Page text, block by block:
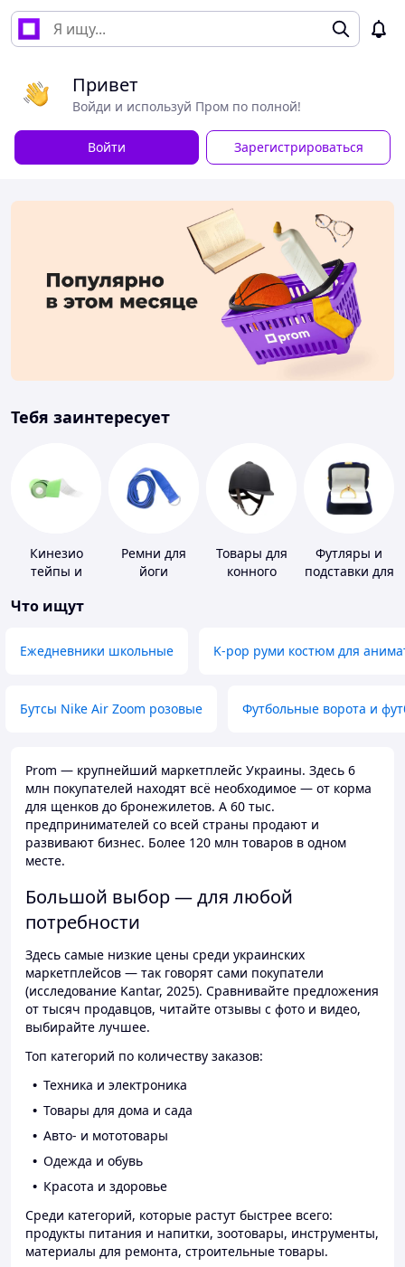
Привет
Войди и используй Пром по полной!
Войти Зарегистрироваться
Тебя заинтересует
Кинезио
тейпы и
тейпирования
Ремни для
йоги
Товары для
конного
Футляры и
подставки для
Что ищут
Ежедневники школьные K-pop руми костюм для
Бутсы Nike Air Zoom розовые Футбольные ворота и
Prom — крупнейший маркетплейс Украины. Здесь 6
млн покупателей находят всё необходимое — от корма
для щенков до бронежилетов. А 60 тыс.
предпринимателей со всей страны продают и
развивают бизнес. Более 120 млн товаров в одном
месте.
Большой выбор — для любой
потребности
Здесь самые низкие цены среди украинских
маркетплейсов — так говорят сами покупатели
(исследование Kantar, 2025). Сравнивайте предложения
от тысяч продавцов, читайте отзывы с фото и видео,
выбирайте лучшее.
Топ категорий по количеству заказов:
Техника и электроника
Товары для дома и сада
Авто- и мототовары
Одежда и обувь
Красота и здоровье
Среди категорий, которые растут быстрее всего:
продукты питания и напитки, зоотовары, инструменты,
материалы для ремонта, строительные товары.